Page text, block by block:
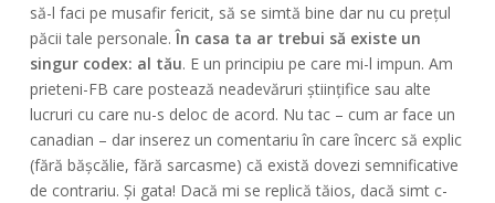
să-l faci pe musafir fericit, să se simtă bine dar nu cu prețul
păcii tale personale.În casa ta ar trebui să existe un
singur codex: al tău. E un principiu pe care mi-l impun. Am
prieteni-FB care postează neadevăruri științifice sau alte
lucruri cu care nu-s deloc de acord. Nu tac – cum ar face un
canadian – dar inserez un comentariu în care încerc să explic
(fără bășcălie, fără sarcasme) că există dovezi semnificative
de contrariu. Și gata! Dacă mi se replică tăios, dacă simt c-